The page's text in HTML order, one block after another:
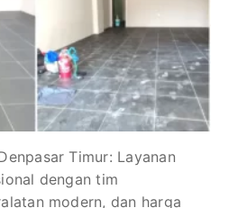
Timur: Layanan
dengan tim
modern, dan harga